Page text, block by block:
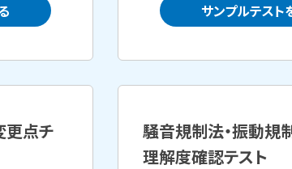
サンプルテスト
更点チ
騒音規制法・振動規
理解度確認テスト